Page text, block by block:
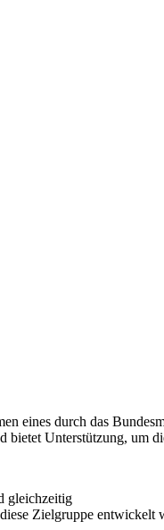
eines durch das
Unterstützung, um
gleichzeitig
Zielgruppe entwickelt